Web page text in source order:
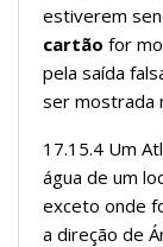
estiverem
cartão for
pela saída
ser mostrada
17.15.4 Um
água de um
exceto onde
a direção de